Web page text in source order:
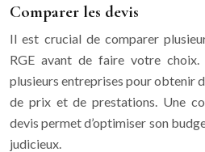
Comparer les devis
Il est crucial de comparer
RGE avant de faire votre choix.
plusieurs entreprises pour obtenir
de prix et de prestations. Une
devis permet d’optimiser son
judicieux.